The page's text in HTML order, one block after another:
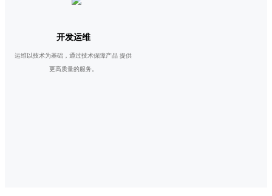
开发运维
运维以技术为基础，通过技术保障产品 提供
更高质量的服务。